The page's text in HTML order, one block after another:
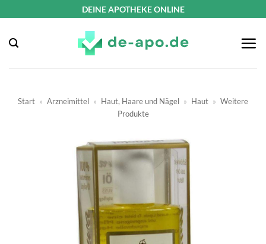
springen
DEINE APOTHEKE ONLINE
Start » Arzneimittel » Haut, Haare und Nägel » Haut » Weitere
Produkte